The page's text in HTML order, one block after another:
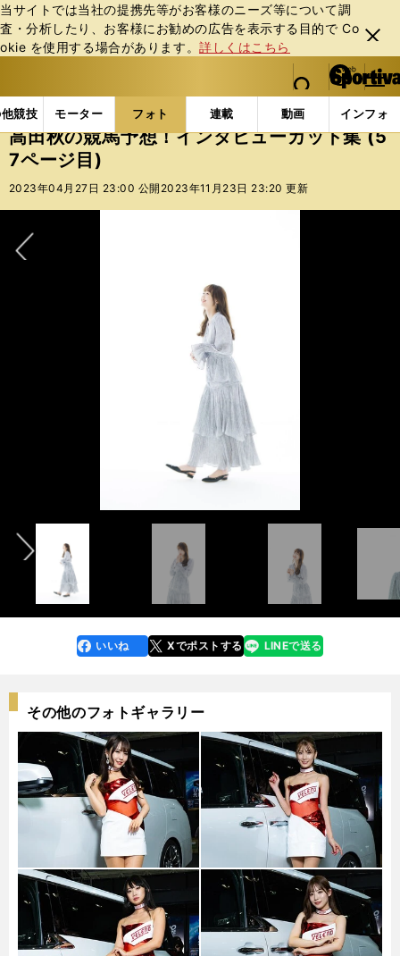
当サイトでは当社の提携先等がお客様のニーズ等について調
査・分析したり、お客様にお勧めの広告を表⽰する⽬的で Co
okie を使⽤する場合があります。詳しくはこちら
閉じ
る
web Sportiva (webスポルティーバ)
検索
マイペ
ー
ジ
メニュ
競技 モーター フォト 連載 動画 インフォ
b
ス
ポ
ル
バ
フォトギャラリー 高田秋の競馬予想！インタビューカ
高田秋の競馬予想！インタビューカット集 (5
7ページ目)
2023年04月27日 23:00 公開 2023年11月23日 23:20 更新
faceboo
k
いいね Xでポストする
line LINEで送る
その他のフォトギャラリー